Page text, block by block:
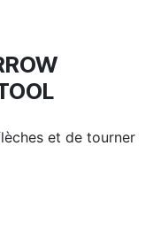
et de tourner